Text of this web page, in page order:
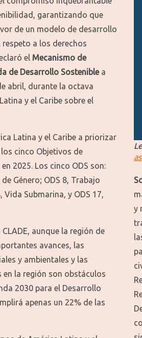
garantizando que
de un modelo de desarrollo
a los derechos
el Mecanismo de
de Desarrollo Sosteniblea
abril, durante la octava
y el Caribe sobre el
Latina y el Caribe a priorizar
cinco Objetivos de
2025. Los cinco ODS son:
Género; ODS 8, Trabajo
Vida Submarina, y ODS 17,
aunque la región de
avances, las
y ambientales y las
la región son obstáculos
2030 para el Desarrollo
apenas un 22% de las
y